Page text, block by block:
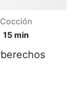
Cocción
15 min